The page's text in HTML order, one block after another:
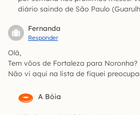
diário saindo de São Paulo
Fernanda
Responder
Olá,
Tem vôos de Fortaleza para Noronha?
Não vi aqui na lista de fiquei
A Bóia